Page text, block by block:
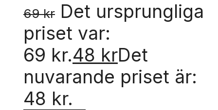
69kr Det ursprungliga
priset var:
69 kr.48 krDet
nuvarande priset är:
48 kr.